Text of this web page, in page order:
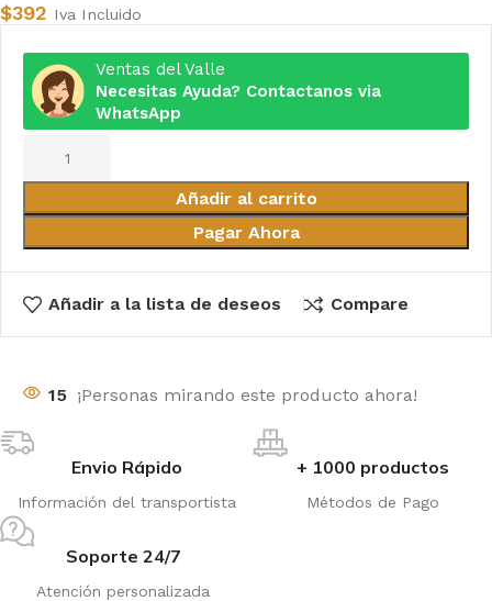
$392 Iva Incluido
Ventas del Valle
Necesitas Ayuda? Contactanos via
WhatsApp
Añadir al carrito
Pagar Ahora
Añadir a la lista de deseos Compare
15 ¡Personas mirando este producto ahora!
Envio Rápido
Información del transportista
+ 1000 productos
Métodos de Pago
Soporte 24/7
Atención personalizada